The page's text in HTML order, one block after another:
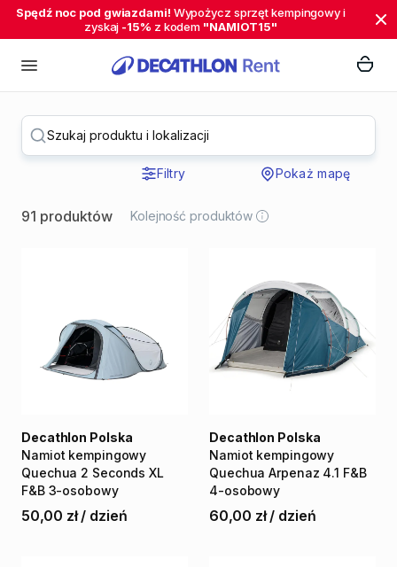
Spędź noc pod gwiazdami! Wypożycz sprzęt kempingowy i
zyskaj -15% z kodem "NAMIOT15"
Szukaj produktu i lokalizacji
Filtry Pokaż mapę
91 produktów Kolejność produktów
Namiot kempingowy
Quechua 2 Seconds XL
F&B 3-osobowy
Decathlon Polska
50,00 zł / dzień
Namiot kempingowy
Quechua Arpenaz 4.1 F&B
4-osobowy
Decathlon Polska
60,00 zł / dzień